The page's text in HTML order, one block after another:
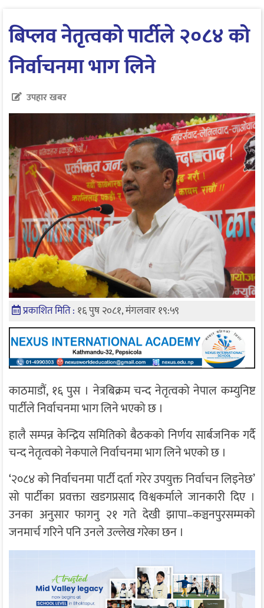
बिप्लव नेतृत्वको पार्टीले २०८४ को
निर्वाचनमा भाग लिने
उपहार खबर
प्रकाशित मिति : १६ पुष २०८१, मंगलवार १९:५९
काठमाडौं, १६ पुस । नेत्रबिक्रम चन्द नेतृत्वको नेपाल कम्युनिष्ट
पार्टीले निर्वाचनमा भाग लिने भएको छ ।
हालै सम्पन्न केन्द्रिय समितिको बैठकको निर्णय सार्बजनिक गर्दै
चन्द नेतृत्वको नेकपाले निर्वाचनमा भाग लिने भएको छ ।
‘२०८४ को निर्वाचनमा पार्टी दर्ता गरेर उपयुक्त निर्वाचन लिइनेछ’
सो पार्टीका प्रवक्ता खडगप्रसाद विश्वकर्माले जानकारी दिए ।
उनका अनुसार फागनु २१ गते देखी झापा–कञ्चनपुरसम्मको
जनमार्च गरिने पनि उनले उल्लेख गरेका छन ।